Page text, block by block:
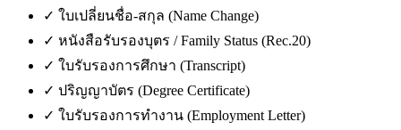
✓ ใบเปลี่ยนชื่อ-สกุล (Name Change)
✓ หนังสือรับรองบุตร / Family Status (Rec.20)
✓ ใบรับรองการศึกษา (Transcript)
✓ ปริญญาบัตร (Degree Certificate)
✓ ใบรับรองการทำงาน (Employment Letter)